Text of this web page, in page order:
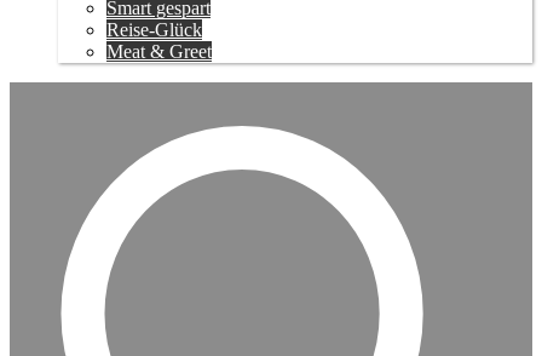
Smart gespart
Reise-Glück
Meat & Greet